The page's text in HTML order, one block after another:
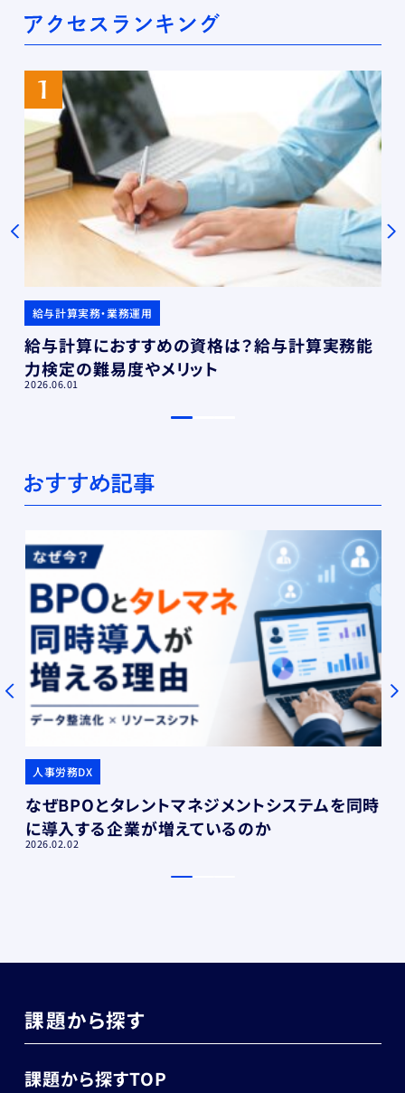
給与計算実務・業務運用
給与計算におすすめの資格は？給与計算実務能
力検定の難易度やメリット
2026.06.01
人事労務DX
なぜBPOとタレントマネジメントシステムを同時
に導入する企業が増えているのか
2026.02.02
課題から探す
課題から探すTOP